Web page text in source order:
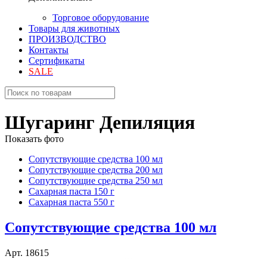
Торговое оборудование
Товары для животных
ПРОИЗВОДСТВО
Контакты
Сертификаты
SALE
Шугаринг Депиляция
Показать фото
Сопутствующие средства 100 мл
Сопутствующие средства 200 мл
Сопутствующие средства 250 мл
Сахарная паста 150 г
Сахарная паста 550 г
Сопутствующие средства 100 мл
Арт. 18615